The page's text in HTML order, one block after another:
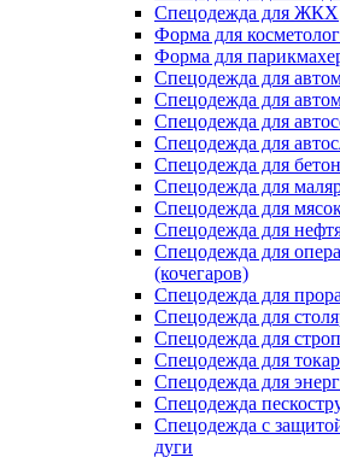
Спецодежда для ЖКХ
Форма для
Форма для
Спецодежда для
Спецодежда для
Спецодежда для
Спецодежда для
Спецодежда для
Спецодежда для
Спецодежда для
Спецодежда для
Спецодежда для
(кочегаров)
Спецодежда для
Спецодежда для
Спецодежда для
Спецодежда для
Спецодежда для
Спецодежда
Спецодежда с
дуги